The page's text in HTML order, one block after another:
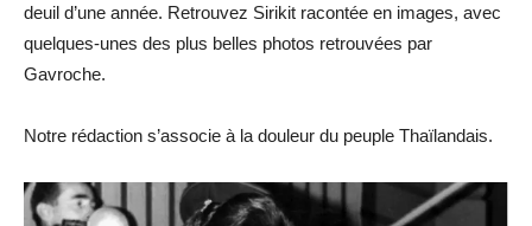
deuil d’une année. Retrouvez Sirikit racontée en images, avec
quelques-unes des plus belles photos retrouvées par
Gavroche.
Notre rédaction s’associe à la douleur du peuple Thaïlandais.